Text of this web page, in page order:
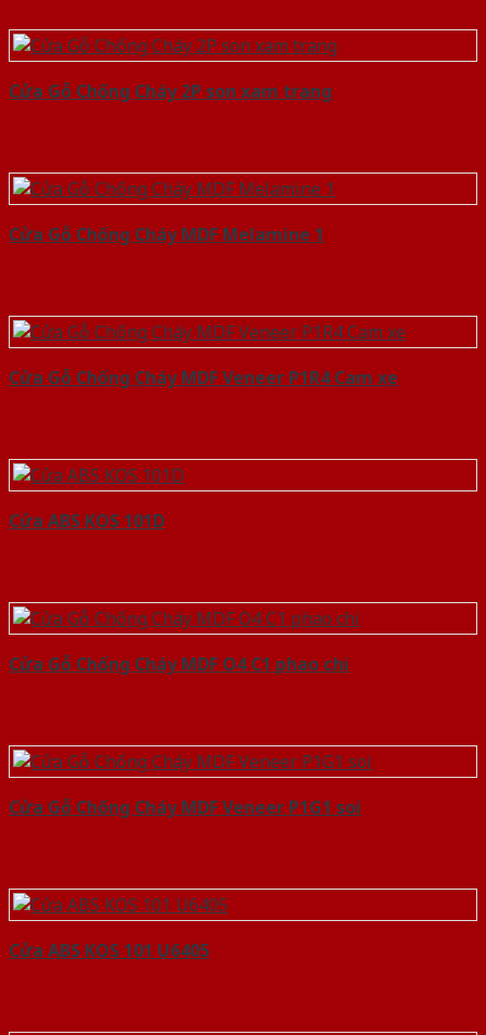
Cửa Gỗ Chống Cháy 2P son xam trang
Cửa Gỗ Chống Cháy MDF Melamine 1
Cửa Gỗ Chống Cháy MDF Veneer P1R4 Cam xe
Cửa ABS KOS 101D
Cửa Gỗ Chống Cháy MDF O4 C1 phao chi
Cửa Gỗ Chống Cháy MDF Veneer P1G1 soi
Cửa ABS KOS 101 U6405